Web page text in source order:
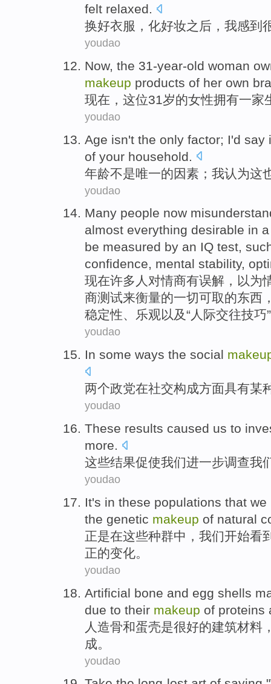
felt relaxed.
换好衣服，化好妆之后，我感到
youdao
Now, the 31-year-old woman
makeup products of her own
现在，这位31岁的女性拥有一家
youdao
Age isn't the only factor; I'd
of your household.
年龄不是唯一的因素；我认为这
youdao
Many people now
almost everything desirable in
be measured by an IQ test,
confidence, mental stability,
现在许多人对情商有误解，以为
商测试来衡量的一切可取的东西
稳定性、乐观以及“人际交往技巧
youdao
In some ways the social
两个政党在社交构成方面具有某
youdao
These results caused us to
more.
这些结果促使我们进一步调查我
youdao
It's in these populations that we
the genetic makeup of natural
正是在这些种群中 ， 我们开始看
正的变化。
youdao
Artificial bone and egg shells
due to their makeup of proteins
人造骨和蛋壳是很好的建筑材料
成 。
youdao